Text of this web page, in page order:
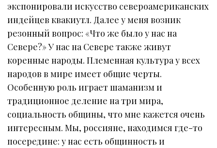
экспонировали искусство североамериканских
индейцев квакиутл. Далее у меня возник
резонный вопрос: «Что же было у нас на
Севере?» У нас на Севере также живут
коренные народы. Племенная культура у всех
народов в мире имеет общие черты.
Особенную роль играет шаманизм и
традиционное деление на три мира,
социальность общины, что мне кажется очень
интересным. Мы, россияне, находимся где-то
посередине: у нас есть общинность и